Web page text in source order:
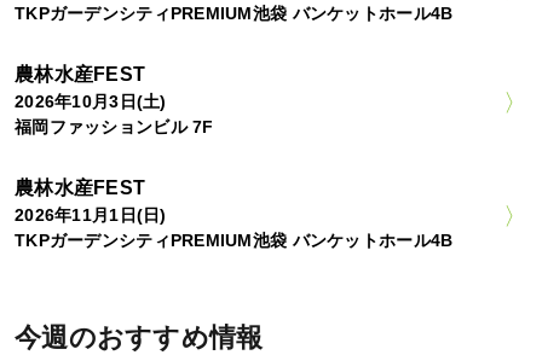
TKPガーデンシティPREMIUM池袋 バンケットホール4B
農林水産FEST
2026年10月3日(土)
福岡ファッションビル 7F
農林水産FEST
2026年11月1日(日)
TKPガーデンシティPREMIUM池袋 バンケットホール4B
今週のおすすめ情報